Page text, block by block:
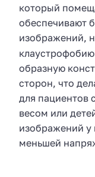
который
обеспечивают
изображений,
образную
сторон, что
для пациентов
весом или
изображений у
меньшей